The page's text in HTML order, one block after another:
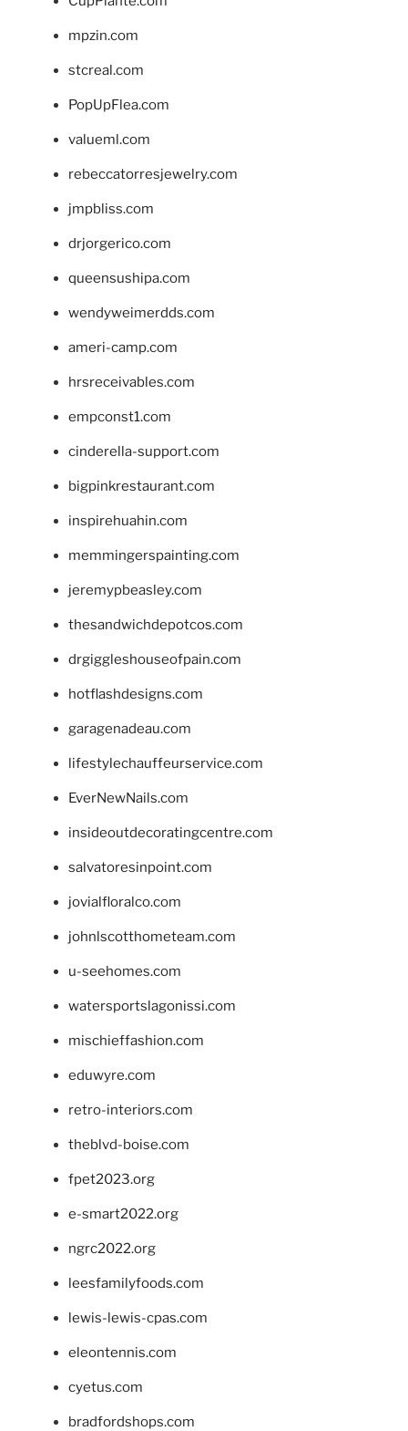
mpzin.com
stcreal.com
PopUpFlea.com
valueml.com
rebeccatorresjewelry.com
jmpbliss.com
drjorgerico.com
queensushipa.com
wendyweimerdds.com
ameri-camp.com
hrsreceivables.com
empconst1.com
cinderella-support.com
bigpinkrestaurant.com
inspirehuahin.com
memmingerspainting.com
jeremypbeasley.com
thesandwichdepotcos.com
drgiggleshouseofpain.com
hotflashdesigns.com
garagenadeau.com
lifestylechauffeurservice.com
EverNewNails.com
insideoutdecoratingcentre.com
salvatoresinpoint.com
jovialfloralco.com
johnlscotthometeam.com
u-seehomes.com
watersportslagonissi.com
mischieffashion.com
eduwyre.com
retro-interiors.com
theblvd-boise.com
fpet2023.org
e-smart2022.org
ngrc2022.org
leesfamilyfoods.com
lewis-lewis-cpas.com
eleontennis.com
cyetus.com
bradfordshops.com